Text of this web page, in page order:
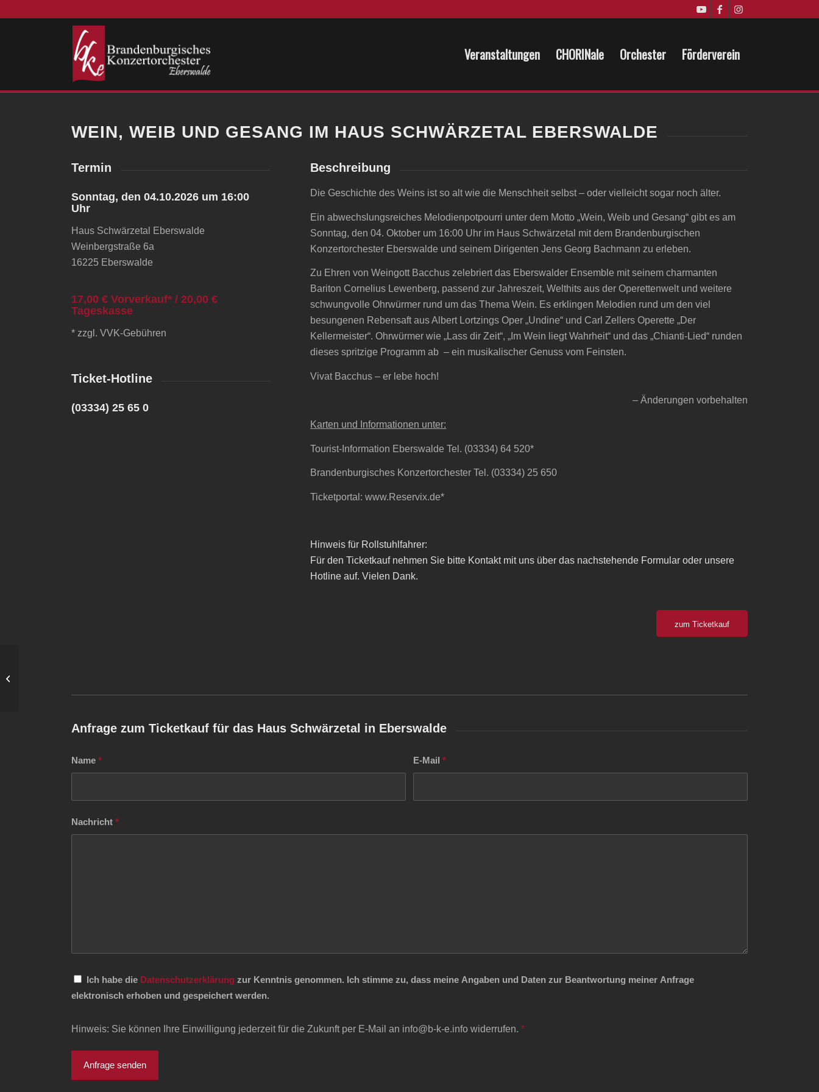
Veranstaltungen CHORINale Orchester Förderverein
WEIN, WEIB UND GESANG IM HAUS SCHWÄRZETAL EBERSWALDE
Termin
Sonntag, den 04.10.2026 um 16:00
Uhr
Haus Schwärzetal Eberswalde
Weinbergstraße 6a
16225 Eberswalde
17,00 € Vorverkauf* / 20,00 €
Tageskasse
* zzgl. VVK-Gebühren
Ticket-Hotline
(03334) 25 65 0
Beschreibung
Die Geschichte des Weins ist so alt wie die Menschheit selbst – oder vielleicht sogar noch älter.
Ein abwechslungsreiches Melodienpotpourri unter dem Motto „Wein, Weib und Gesang“ gibt es am
Sonntag, den 04. Oktober um 16:00 Uhr im Haus Schwärzetal mit dem Brandenburgischen
Konzertorchester Eberswalde und seinem Dirigenten Jens Georg Bachmann zu erleben.
Zu Ehren von Weingott Bacchus zelebriert das Eberswalder Ensemble mit seinem charmanten
Bariton Cornelius Lewenberg, passend zur Jahreszeit, Welthits aus der Operettenwelt und weitere
schwungvolle Ohrwürmer rund um das Thema Wein. Es erklingen Melodien rund um den viel
besungenen Rebensaft aus Albert Lortzings Oper „Undine“ und Carl Zellers Operette „Der
Kellermeister“. Ohrwürmer wie „Lass dir Zeit“, „Im Wein liegt Wahrheit“ und das „Chianti-Lied“ runden
dieses spritzige Programm ab – ein musikalischer Genuss vom Feinsten.
Vivat Bacchus – er lebe hoch!
– Änderungen vorbehalten
Karten und Informationen unter:
Tourist-Information Eberswalde Tel. (03334) 64 520*
Brandenburgisches Konzertorchester Tel. (03334) 25 650
Ticketportal: www.Reservix.de*
Hinweis für Rollstuhlfahrer:
Für den Ticketkauf nehmen Sie bitte Kontakt mit uns über das nachstehende Formular oder unsere
Hotline auf. Vielen Dank.
zum Ticketkauf
Anfrage zum Ticketkauf für das Haus Schwärzetal in Eberswalde
Name* E-Mail *
Nachricht*
Ich habe die Datenschutzerklärung zur Kenntnis genommen. Ich stimme zu, dass meine Angaben und Daten zur Beantwortung meiner Anfrage
elektronisch erhoben und gespeichert werden.
Hinweis: Sie können Ihre Einwilligung jederzeit für die Zukunft per E-Mail an info@b-k-e.info widerrufen.*